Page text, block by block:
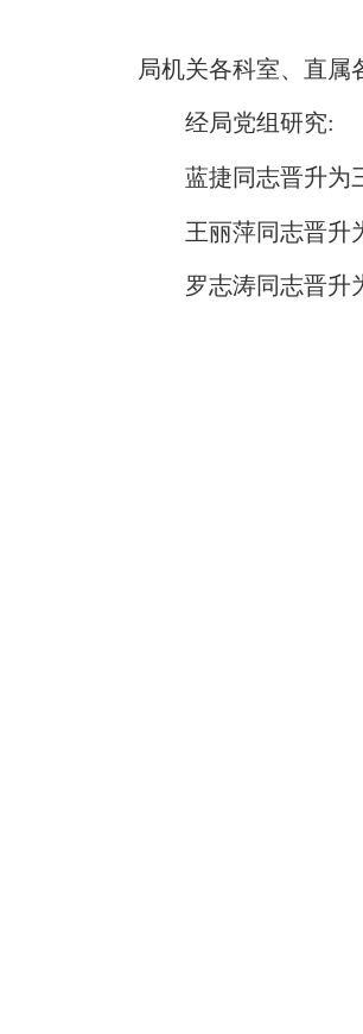
局机关各科室、直属
经局党组研究:
蓝捷同志晋升为
王丽萍同志晋升
罗志涛同志晋升